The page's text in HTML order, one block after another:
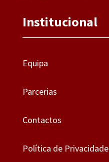
Institucional
Equipa
Parcerias
Contactos
Política de Privacidade